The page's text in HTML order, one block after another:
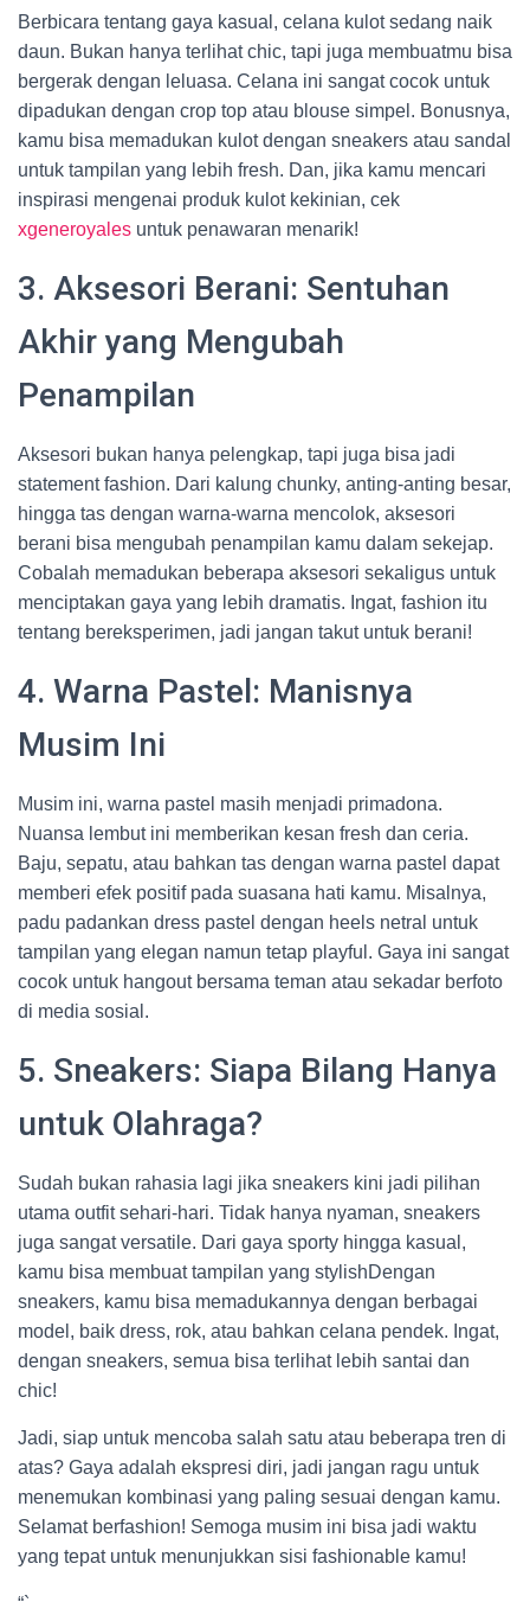
Berbicara tentang gaya kasual, celana kulot sedang naik
daun. Bukan hanya terlihat chic, tapi juga membuatmu bisa
bergerak dengan leluasa. Celana ini sangat cocok untuk
dipadukan dengan crop top atau blouse simpel. Bonusnya,
kamu bisa memadukan kulot dengan sneakers atau sandal
untuk tampilan yang lebih fresh. Dan, jika kamu mencari
inspirasi mengenai produk kulot kekinian, cek
xgeneroyales untuk penawaran menarik!
3. Aksesori Berani: Sentuhan
Akhir yang Mengubah
Penampilan
Aksesori bukan hanya pelengkap, tapi juga bisa jadi
statement fashion. Dari kalung chunky, anting-anting besar,
hingga tas dengan warna-warna mencolok, aksesori
berani bisa mengubah penampilan kamu dalam sekejap.
Cobalah memadukan beberapa aksesori sekaligus untuk
menciptakan gaya yang lebih dramatis. Ingat, fashion itu
tentang bereksperimen, jadi jangan takut untuk berani!
4. Warna Pastel: Manisnya
Musim Ini
Musim ini, warna pastel masih menjadi primadona.
Nuansa lembut ini memberikan kesan fresh dan ceria.
Baju, sepatu, atau bahkan tas dengan warna pastel dapat
memberi efek positif pada suasana hati kamu. Misalnya,
padu padankan dress pastel dengan heels netral untuk
tampilan yang elegan namun tetap playful. Gaya ini sangat
cocok untuk hangout bersama teman atau sekadar berfoto
di media sosial.
5. Sneakers: Siapa Bilang Hanya
untuk Olahraga?
Sudah bukan rahasia lagi jika sneakers kini jadi pilihan
utama outfit sehari-hari. Tidak hanya nyaman, sneakers
juga sangat versatile. Dari gaya sporty hingga kasual,
kamu bisa membuat tampilan yang stylishDengan
sneakers, kamu bisa memadukannya dengan berbagai
model, baik dress, rok, atau bahkan celana pendek. Ingat,
dengan sneakers, semua bisa terlihat lebih santai dan
chic!
Jadi, siap untuk mencoba salah satu atau beberapa tren di
atas? Gaya adalah ekspresi diri, jadi jangan ragu untuk
menemukan kombinasi yang paling sesuai dengan kamu.
Selamat berfashion! Semoga musim ini bisa jadi waktu
yang tepat untuk menunjukkan sisi fashionable kamu!
“`